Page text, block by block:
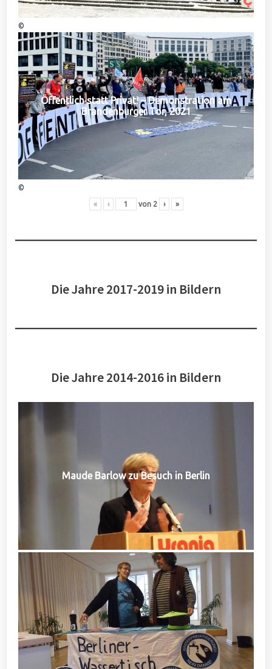
©
Öffentlich statt Privat! – Demonstration am
Brandenburger Tor, 2021
©
« ‹ von 2 › »
Die Jahre 2017-2019 in Bildern
Die Jahre 2014-2016 in Bildern
Maude Barlow zu Besuch in Berlin